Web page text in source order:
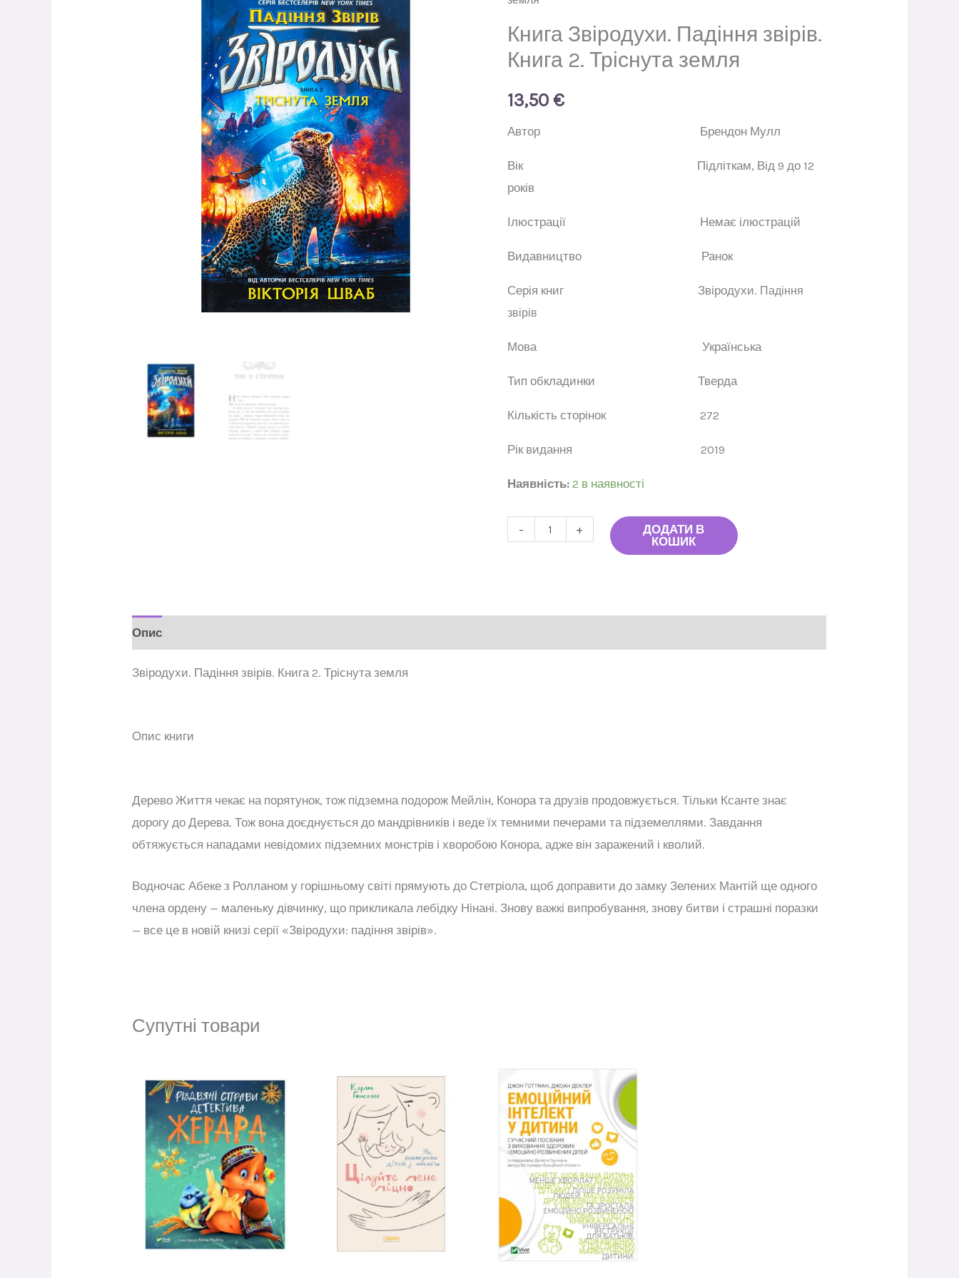
Книга Звіродухи. Падіння звірів.
Книга 2. Тріснута земля
13,50 €
Автор Брендон Мулл
Вік Підліткам, Від 9 до 12
років
Ілюстрації Немає ілюстрацій
Видавництво Ранок
Серія книг Звіродухи. Падіння
звірів
Мова Українська
Тип обкладинки Тверда
Кількість сторінок 272
Рік видання 2019
Наявність: 2 в наявності
-
звірів.
2.
Тріснута
земля
кількість
+
ДОДАТИ В
КОШИК
Опис
Звіродухи. Падіння звірів. Книга 2. Тріснута земля
Опис книги
Дерево Життя чекає на порятунок, тож підземна подорож Мейлін, Конора та друзів продовжується. Тільки Ксанте знає
дорогу до Дерева. Тож вона доєднується до мандрівників і веде їх темними печерами та підземеллями. Завдання
обтяжується нападами невідомих підземних монстрів і хворобою Конора, адже він заражений і кволий.
Водночас Абеке з Ролланом у горішньому світі прямують до Стетріола, щоб доправити до замку Зелених Мантій ще одного
члена ордену — маленьку дівчинку, що прикликала лебідку Нінані. Знову важкі випробування, знову битви і страшні поразки
— все це в новій книзі серії «Звіродухи: падіння звірів».
Супутні товари